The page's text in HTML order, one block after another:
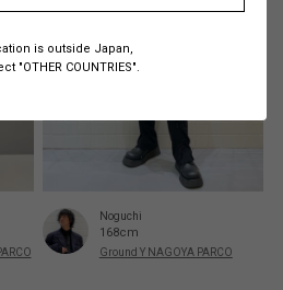
is outside Japan,
"OTHER COUNTRIES".
Noguchi
168cm
Ground Y NAGOYA PARCO